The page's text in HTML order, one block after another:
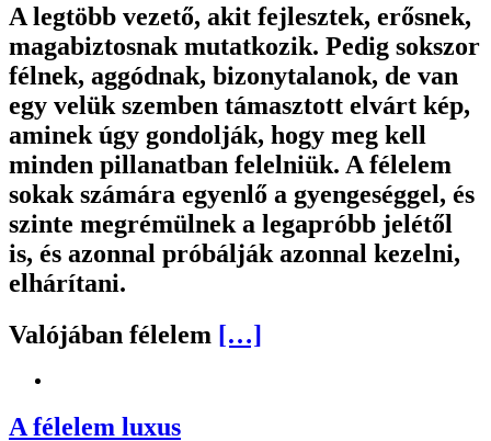
A legtöbb vezető, akit fejlesztek, erősnek,
magabiztosnak mutatkozik. Pedig sokszor
félnek, aggódnak, bizonytalanok, de van
egy velük szemben támasztott elvárt kép,
aminek úgy gondolják, hogy meg kell
minden pillanatban felelniük. A félelem
sokak számára egyenlő a gyengeséggel, és
szinte megrémülnek a legapróbb jelétől
is, és azonnal próbálják azonnal kezelni,
elhárítani.
Valójában félelem […]
A félelem luxus